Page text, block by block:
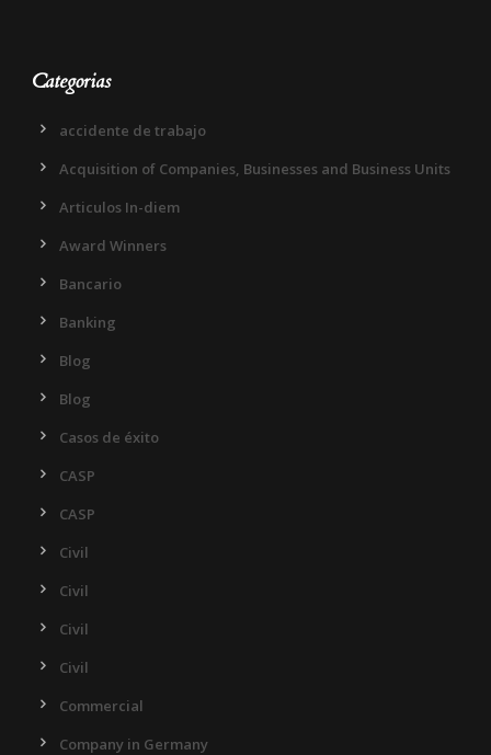
Categorias
accidente de trabajo
Acquisition of Companies, Businesses and Business Units
Articulos In-diem
Award Winners
Bancario
Banking
Blog
Blog
Casos de éxito
CASP
CASP
Civil
Civil
Civil
Civil
Commercial
Company in Germany